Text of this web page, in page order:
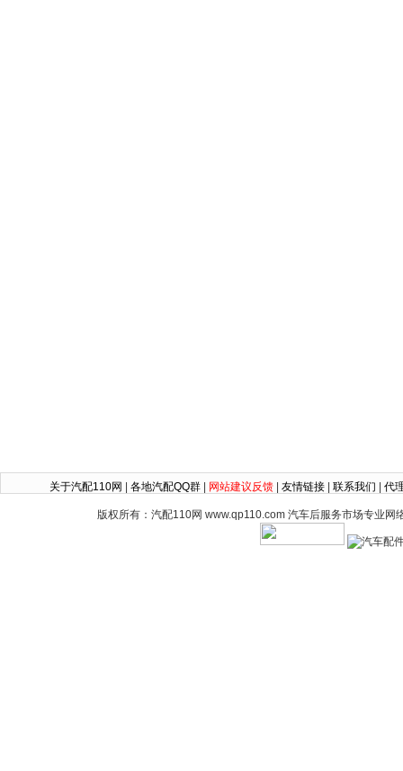
关于汽配110网 各地汽配QQ群 网站建议反馈 友情链接 联系我们 代
版权所有：汽配110网 www.qp110.com 汽车后服务市场专业网